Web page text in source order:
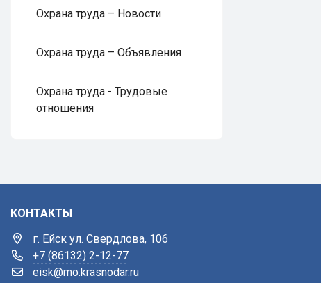
Охрана труда – Новости
Охрана труда – Объявления
Охрана труда - Трудовые
отношения
КОНТАКТЫ
г. Ейск ул. Свердлова, 106
+7 (86132) 2-12-77
eisk@mo.krasnodar.ru